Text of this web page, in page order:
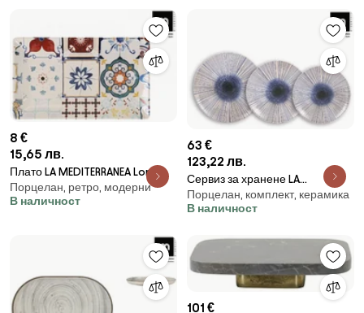
8 €
15,65 лв.
Плато LA MEDITERRANEA Lore,
30x8 cm, Порцелан - 25x15 cm
Порцелан, ретро, модерни
В наличност
63 €
123,22 лв.
Сервиз за хранене LA
MEDITERRANEA Irys, 12 части,
Керамика
Порцелан, комплект, керамика
В наличност
101 €